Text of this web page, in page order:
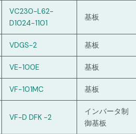
VC230-L62-
D1024-1101
基板
VDGS-2 基板
VE-100E 基板
VF-101MC 基板
VF-D DFK -2
インバータ制
御基板